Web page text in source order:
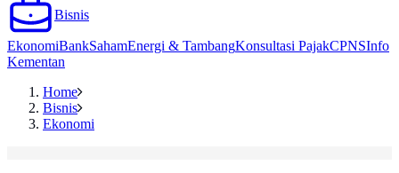
Bisnis
EkonomiBankSahamEnergi & TambangKonsultasi PajakCPNSInfo
Kementan
Home
Bisnis
Ekonomi